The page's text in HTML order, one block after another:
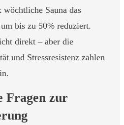
wöchtliche Sauna das
bis zu 50% reduziert.
direkt – aber die
und Stressresistenz zahlen
Fragen zur